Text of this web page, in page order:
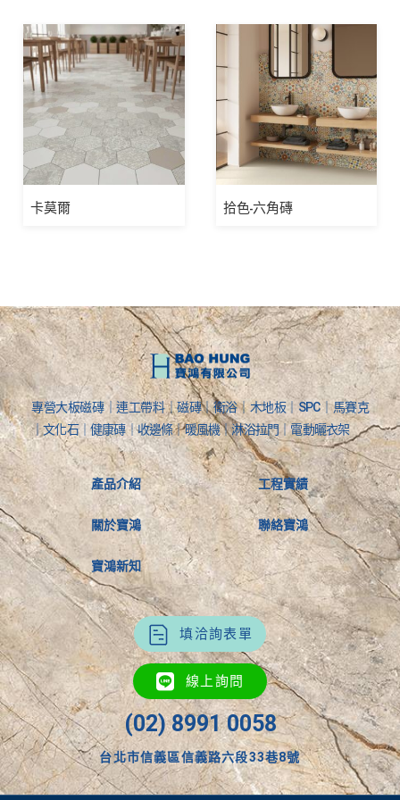
卡莫爾 拾色-六角磚
專營大板磁磚｜連工帶料｜磁磚｜衛浴｜木地板｜SPC｜馬賽克
｜文化石｜健康磚｜收邊條｜暖風機｜淋浴拉門｜電動曬衣架
產品介紹
關於寶鴻
寶鴻新知
工程實績
聯絡寶鴻
填洽詢表單
線上詢問
(02) 8991 0058
台北市信義區信義路六段33巷8號